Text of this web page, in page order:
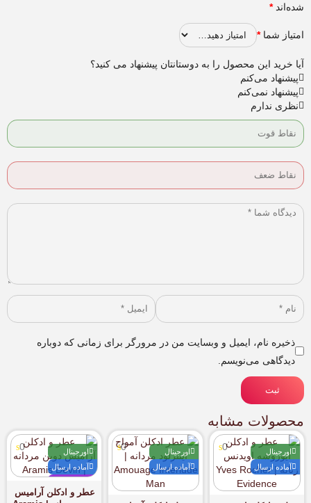
شده‌اند*
امتیاز شما*
آیا خرید این محصول را به دوستانتان پیشنهاد می کنید؟
پیشنهاد می‌کنم
پیشنهاد نمی‌کنم
نظری ندارم
ذخیره نام، ایمیل و وبسایت من در مرورگر برای زمانی که دوباره
دیدگاهی می‌نویسم.
ثبت
محصولات مشابه
اورجینال
آماده ارسال
0
اورجینال
آماده ارسال
0
اورجینال
آماده ارسال
0
عطر و ادکلن آرامیس